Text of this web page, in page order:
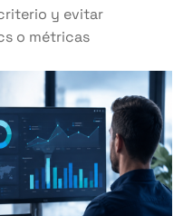
y evitar
o métricas